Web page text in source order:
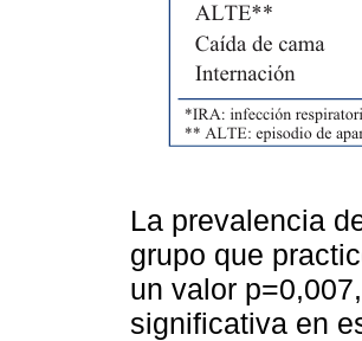
La prevalencia
grupo que
un valor
significativa en